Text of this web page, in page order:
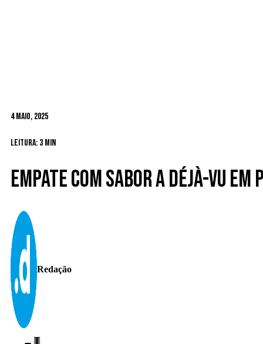
4 Maio, 2025
Leitura: 3 min
Empate com sabor a déjà-vu em
Redação